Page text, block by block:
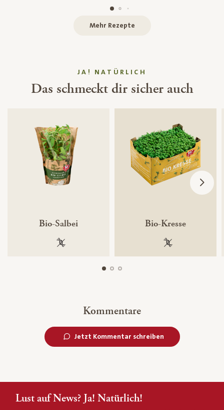
Mehr Rezepte
JA! NATÜRLICH
Das schmeckt dir sicher auch
Bio-Salbei
100 % gentechnikfrei
Bio-Kresse
100 %
Kommentare
Jetzt Kommentar schreiben
Lust auf News? Ja! Natürlich!